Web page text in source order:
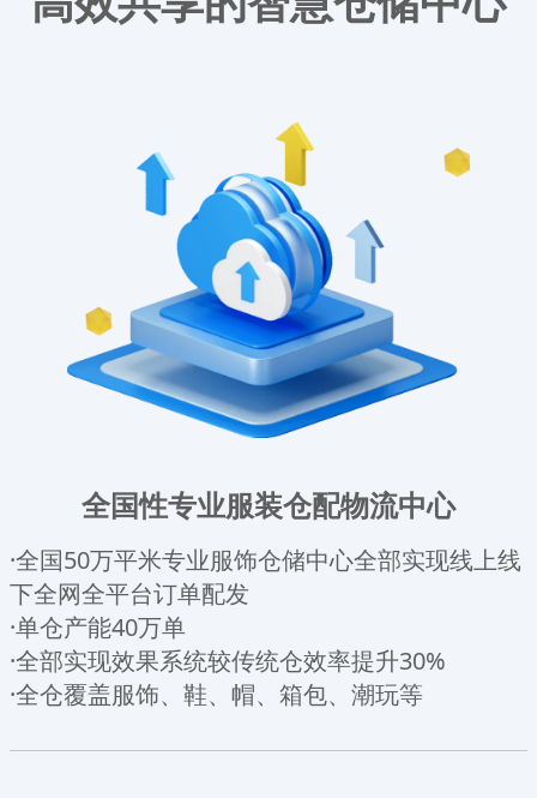
全国性专业服装仓配物流中心
·全国50万平米专业服饰仓储中心全部实现线上线
下全网全平台订单配发
·单仓产能40万单
·全部实现效果系统较传统仓效率提升30%
·全仓覆盖服饰、鞋、帽、箱包、潮玩等